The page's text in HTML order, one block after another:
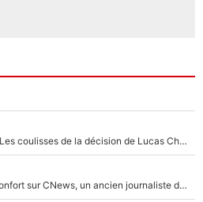
«Il a décidé de rester au PSG» : Les coulisses de la décision de Lucas Chevalier pour son transfert
Après le dérapage de Nelson Monfort sur CNews, un ancien journaliste de France Télévisions relance la polémique sur les incendies en Gironde